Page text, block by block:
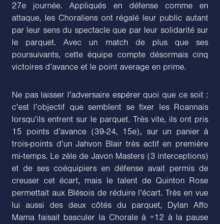
27e journée. Appliqués en défense comme en
attaque, les Choraliens ont régalé leur public autant
par leur sens du spectacle que par leur solidarité sur
le parquet. Avec un match de plus que ses
poursuivants, cette équipe compte désormais cinq
victoires d’avance et le point average en prime.
Ne pas laisser l’adversaire espérer quoi que ce soit :
c’est l’objectif que semblent se fixer les Roannais
lorsqu’ils entrent sur le parquet. Très vite, ils ont pris
15 points d’avance (39-24, 15e), sur un panier à
trois-points d’un Jahvon Blair très actif en première
mi-temps. Le zèle de Javon Masters (3 interceptions)
et de ses coéquipiers en défense avait permis de
creuser cet écart, mais le talent de Quinton Rose
permettait aux Blésois de réduire l’écart. Très en vue
lui aussi des deux côtés du parquet, Dylan Affo
Mama faisait basculer la Chorale à +12 à la pause